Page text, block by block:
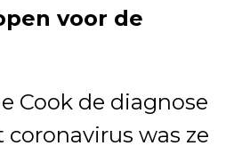
voor de
Cook de diagnose
coronavirus was ze